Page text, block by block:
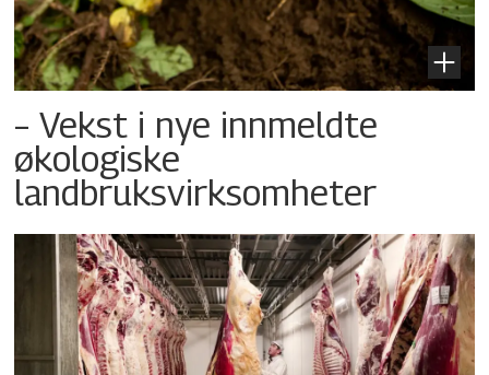
– Vekst i nye innmeldte
økologiske
landbruksvirksomheter